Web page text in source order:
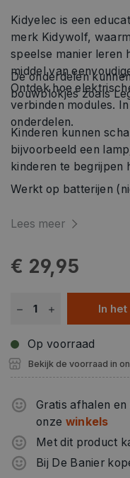
Kidyelec is een
merk Kidywolf,
speelse manier leren
middel van
Ontdek hoe
verbinden modules.
onderdelen.
De onderdelen
bouwblokjes zoals
Kinderen kunnen
bijvoorbeeld een
kinderen te begrijpen
Werkt op batterijen
Lees meer
€ 29,95
In
Op voorraad
Bekijk de voorraad in
Gratis afhalen
onze winkels
Met dit product
Bij De Banier